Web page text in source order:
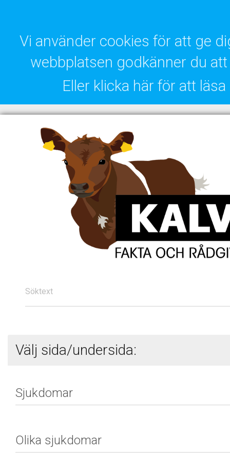
Vi använder cookies för att ge
webbplatsen godkänner du
Eller klicka här för att
Söktext
Välj sida/undersida: